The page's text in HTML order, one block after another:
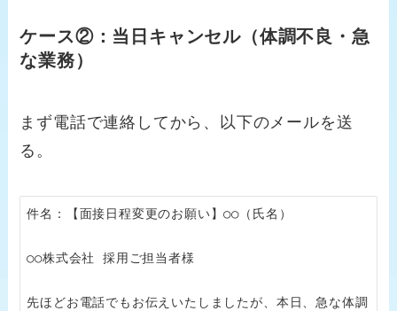
ケース②：当日キャンセル（体調不良・急
な業務）
まず電話で連絡してから、以下のメールを送
る。
件名：【面接日程変更のお願い】○○（氏名）
○○株式会社 採用ご担当者様
先ほどお電話でもお伝えいたしましたが、本日、急な体調